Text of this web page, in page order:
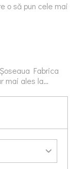
o să pun cele mai
Fabrica
mai ales la…